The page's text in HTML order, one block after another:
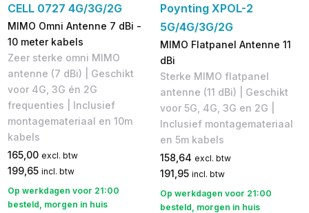
CELL 0727 4G/3G/2G
MIMO Omni Antenne 7 dBi -
10 meter kabels
Zeer sterke omni MIMO
antenne (7 dBi) | Geschikt
voor 4G, 3G én 2G
frequenties | Inclusief
montagemateriaal en 10m
kabels
165,00 excl. btw
199,65 incl. btw
Op werkdagen voor 21:00
besteld, morgen in huis
Poynting XPOL-2
5G/4G/3G/2G
MIMO Flatpanel Antenne 11
dBi
Sterke MIMO flatpanel
antenne​ (11 dBi) | Geschikt
voor 5G, 4G, 3G en 2G |
Inclusief montagemateriaal
en 5m kabels​
158,64 excl. btw
191,95 incl. btw
Op werkdagen voor 21:00
besteld, morgen in huis